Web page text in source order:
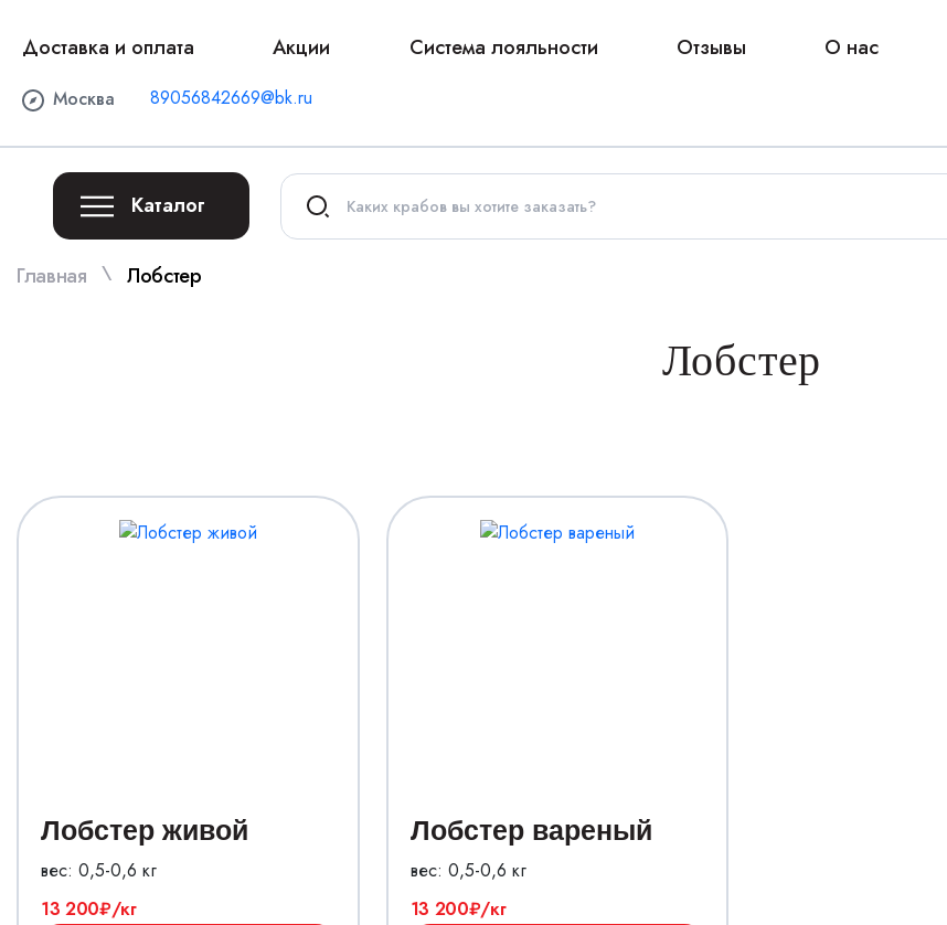
Москва 89056842669@bk.ru
Доставка и оплата Акции Система лояльности Отзывы О нас
Каталог
Главная \ Лобстер
Лобстер
Лобстер живой
вес: 0,5-0,6 кг
13 200 /кг
Лобстер вареный
вес: 0,5-0,6 кг
13 200 /кг